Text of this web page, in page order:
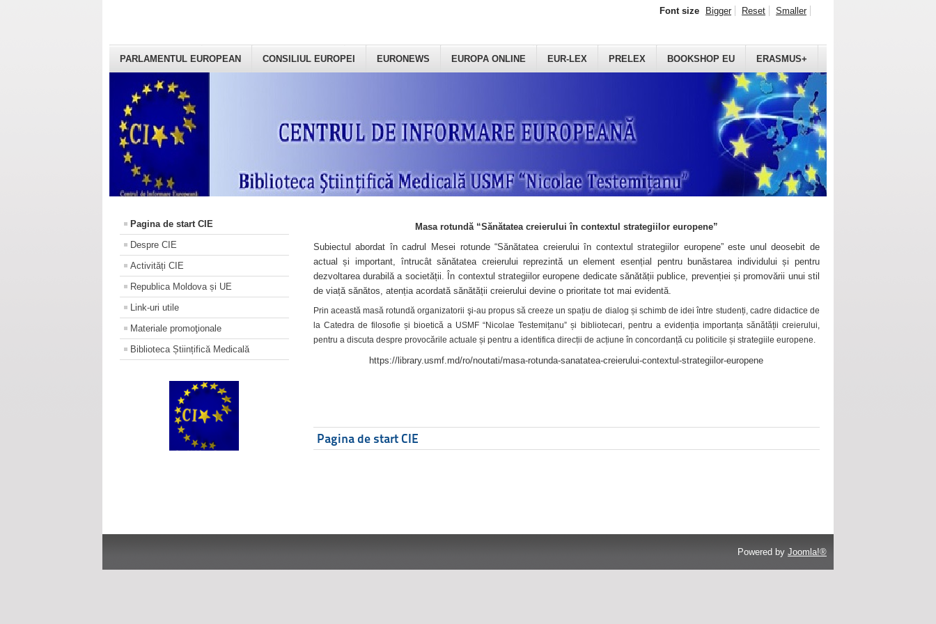
PARLAMENTUL EUROPEAN CONSILIUL EUROPEI EURONEWS EUROPA ONLINE EUR-LEX PRELEX BOOKSHOP EU ERASMUS+
Font size Bigger Reset Smaller
Pagina de start CIE
Despre CIE
Activități CIE
Republica Moldova și UE
Link-uri utile
Materiale promoţionale
Biblioteca Științifică Medicală
Masa rotundă “Sănătatea creierului în contextul strategiilor europene”
Subiectul abordat în cadrul Mesei rotunde “Sănătatea creierului în contextul strategiilor europene” este unul deosebit de
actual și important, întrucât sănătatea creierului reprezintă un element esențial pentru bunăstarea individului și pentru
dezvoltarea durabilă a societății. În contextul strategiilor europene dedicate sănătății publice, prevenției și promovării unui stil
de viață sănătos, atenția acordată sănătății creierului devine o prioritate tot mai evidentă.
Prin această masă rotundă organizatorii şi-au propus să creeze un spațiu de dialog și schimb de idei între studenți, cadre didactice de
la Catedra de filosofie și bioetică a USMF “Nicolae Testemițanu” și bibliotecari, pentru a evidenția importanța sănătății creierului,
pentru a discuta despre provocările actuale și pentru a identifica direcții de acțiune în concordanță cu politicile și strategiile europene.
https://library.usmf.md/ro/noutati/masa-rotunda-sanatatea-creierului-contextul-strategiilor-europene
Pagina de start CIE
Powered by Joomla!®